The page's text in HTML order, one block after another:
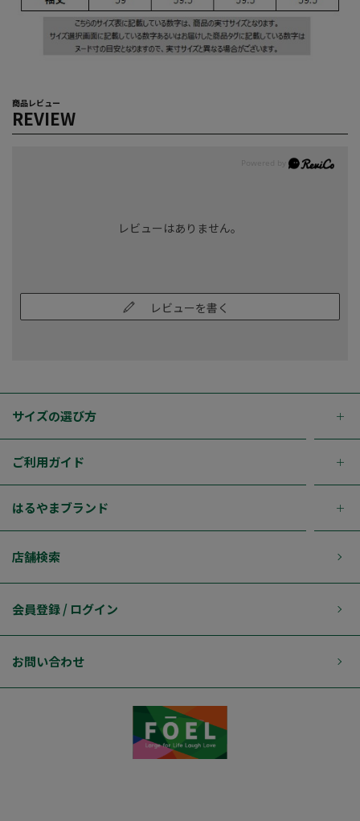
商品レビュー
REVIEW
レビューはありません。
レビューを書く
サイズの選び方
ご利用ガイド
はるやまブランド
店舗検索
会員登録 / ログイン
お問い合わせ